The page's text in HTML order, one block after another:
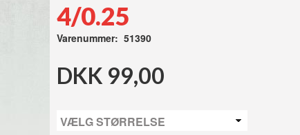
4/0.25
Varenummer: 51390
DKK 99,00